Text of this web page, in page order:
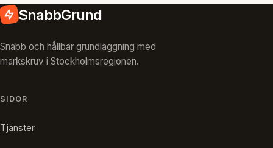
SnabbGrund
Snabb och hållbar grundläggning med
markskruv i Stockholmsregionen.
SIDOR
Tjänster